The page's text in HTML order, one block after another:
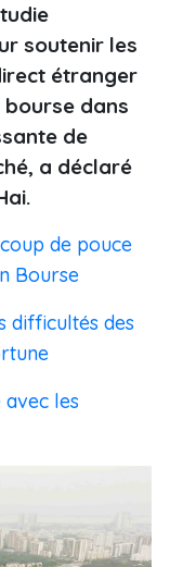
soutenir les
étranger
bourse dans
de
a déclaré
de pouce
Bourse
difficultés des
les